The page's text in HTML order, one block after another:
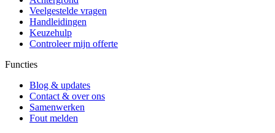
Veelgestelde vragen
Handleidingen
Keuzehulp
Controleer mijn offerte
Functies
Blog & updates
Contact & over ons
Samenwerken
Fout melden